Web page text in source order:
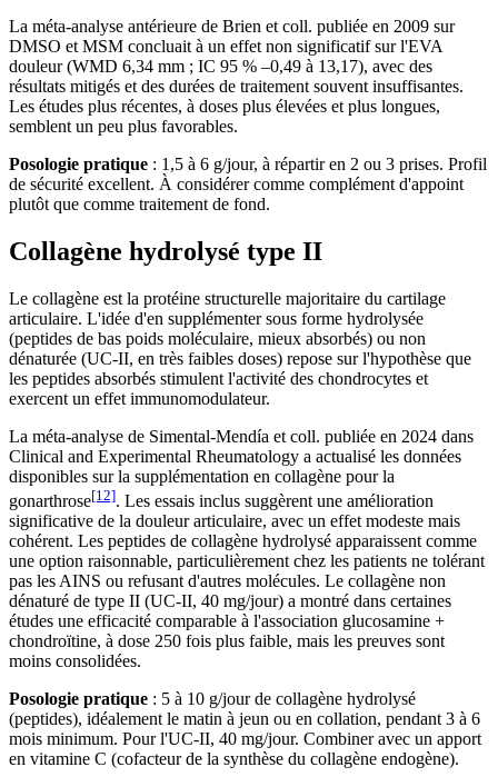
La méta-analyse antérieure de Brien et coll. publiée en 2009 sur
DMSO et MSM concluait à un effet non significatif sur l'EVA
douleur (WMD 6,34 mm ; IC 95 % –0,49 à 13,17), avec des
résultats mitigés et des durées de traitement souvent insuffisantes.
Les études plus récentes, à doses plus élevées et plus longues,
semblent un peu plus favorables.
Posologie pratique : 1,5 à 6 g/jour, à répartir en 2 ou 3 prises. Profil
de sécurité excellent. À considérer comme complément d'appoint
plutôt que comme traitement de fond.
Collagène hydrolysé type II
Le collagène est la protéine structurelle majoritaire du cartilage
articulaire. L'idée d'en supplémenter sous forme hydrolysée
(peptides de bas poids moléculaire, mieux absorbés) ou non
dénaturée (UC-II, en très faibles doses) repose sur l'hypothèse que
les peptides absorbés stimulent l'activité des chondrocytes et
exercent un effet immunomodulateur.
La méta-analyse de Simental-Mendía et coll. publiée en 2024 dans
Clinical and Experimental Rheumatology a actualisé les données
disponibles sur la supplémentation en collagène pour la
gonarthrose[12]. Les essais inclus suggèrent une amélioration
significative de la douleur articulaire, avec un effet modeste mais
cohérent. Les peptides de collagène hydrolysé apparaissent comme
une option raisonnable, particulièrement chez les patients ne tolérant
pas les AINS ou refusant d'autres molécules. Le collagène non
dénaturé de type II (UC-II, 40 mg/jour) a montré dans certaines
études une efficacité comparable à l'association glucosamine +
chondroïtine, à dose 250 fois plus faible, mais les preuves sont
moins consolidées.
Posologie pratique : 5 à 10 g/jour de collagène hydrolysé
(peptides), idéalement le matin à jeun ou en collation, pendant 3 à 6
mois minimum. Pour l'UC-II, 40 mg/jour. Combiner avec un apport
en vitamine C (cofacteur de la synthèse du collagène endogène).